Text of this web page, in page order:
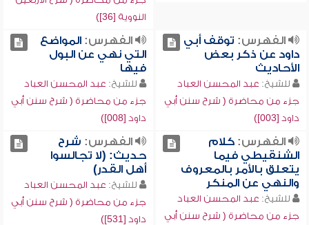
النووية [36])
الفهرس: توقف أبي
داود عن ذكر بعض
الأحاديث
للشيخ: عبد المحسن العباد
جزء من محاضرة ( شرح سنن أبي
داود [003])
الفهرس:المواضع
التي نهي عن البول
فيها
للشيخ: عبد المحسن العباد
جزء من محاضرة ( شرح سنن أبي
داود [008])
الفهرس:كلام
الشنقيطي فيما
يتعلق بالأمر بالمعروف
والنهي عن المنكر
للشيخ: عبد المحسن العباد
جزء من محاضرة ( شرح سنن أبي
الفهرس: شرح
حديث: (لا تجالسوا
أهل القدر)
للشيخ: عبد المحسن العباد
جزء من محاضرة ( شرح سنن أبي
داود [531])